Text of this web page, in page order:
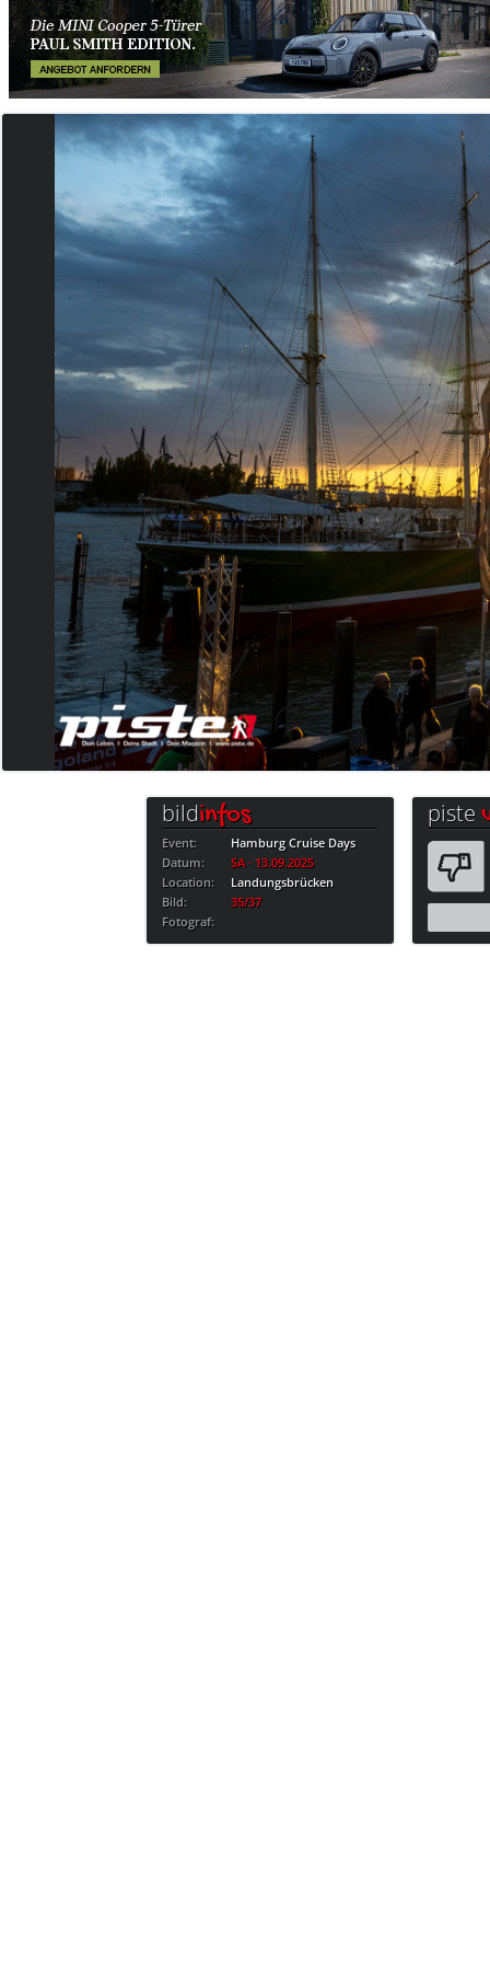
bildinfos
Event:
Hamburg Cruise Days
Datum:
SA · 13.09.2025
Location:
Landungsbrücken
Bild:
35/37
Fotograf:
piste